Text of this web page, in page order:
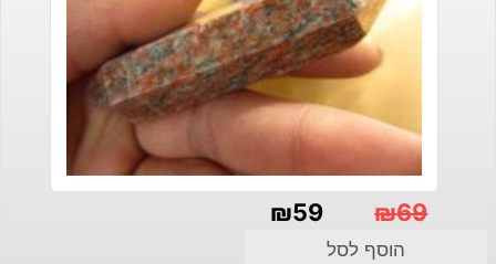
₪69
₪59
הוסף לסל